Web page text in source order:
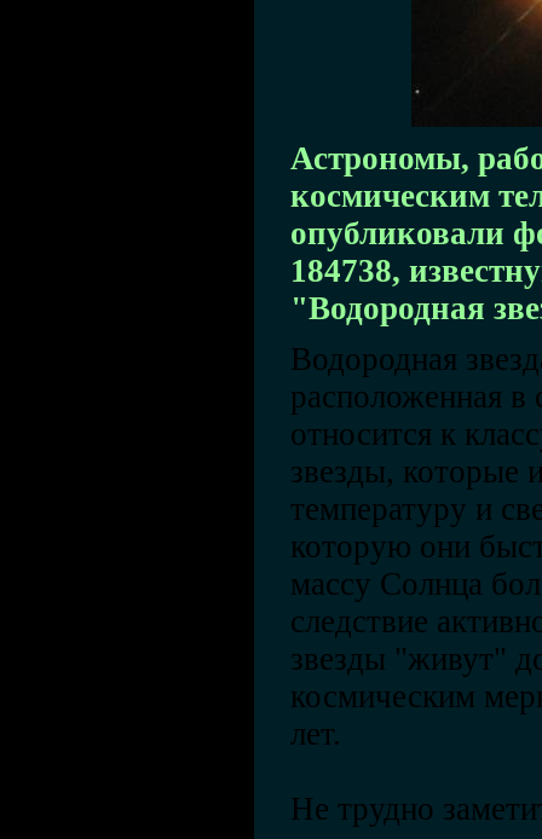
Астрономы,
космическим
опубликовали
184738,
"Водородная
Водородная
расположенная в
относится к
звезды, которые
температуру и
которую они
массу Солнца
следствие
звезды "живут"
космическим
лет.
Не трудно